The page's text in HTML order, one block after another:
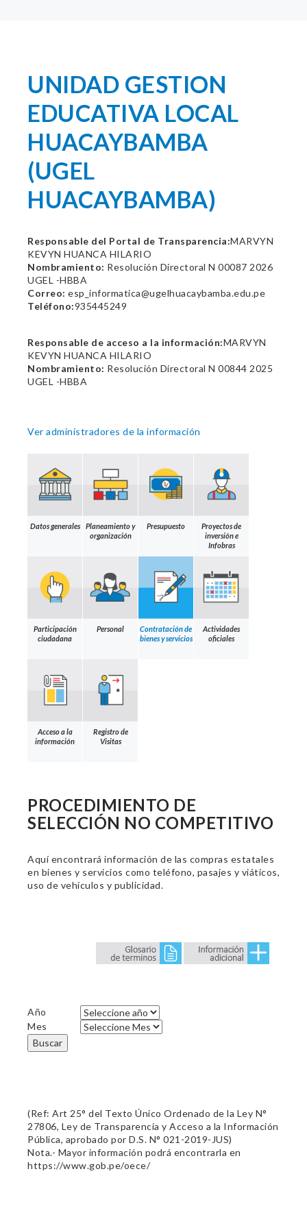
UNIDAD GESTION
EDUCATIVA LOCAL
HUACAYBAMBA
(UGEL
HUACAYBAMBA)
Responsable del Portal de Transparencia:MARVYN
KEVYN HUANCA HILARIO
Nombramiento: Resolución Directoral N 00087 2026
UGEL -HBBA
Correo: esp_informatica@ugelhuacaybamba.edu.pe
Teléfono:935445249
Responsable de acceso a la información:MARVYN
KEVYN HUANCA HILARIO
Nombramiento: Resolución Directoral N 00844 2025
UGEL -HBBA
Ver administradores de la información
Datos generales
Planeamiento y
organización
Presupuesto
Proyectos de
inversión e
Infobras
Participación
ciudadana
Personal
Contratación de
bienes y servicios
Actividades
oficiales
Acceso a la
información
Registro de
Visitas
PROCEDIMIENTO DE
SELECCIÓN NO COMPETITIVO
Aquí encontrará información de las compras estatales
en bienes y servicios como teléfono, pasajes y viáticos,
uso de vehículos y publicidad.
Año
Mes
Buscar
(Ref: Art 25° del Texto Único Ordenado de la Ley N°
27806, Ley de Transparencia y Acceso a la Información
Pública, aprobado por D.S. N° 021-2019-JUS)
Nota.- Mayor información podrá encontrarla en
https://www.gob.pe/oece/